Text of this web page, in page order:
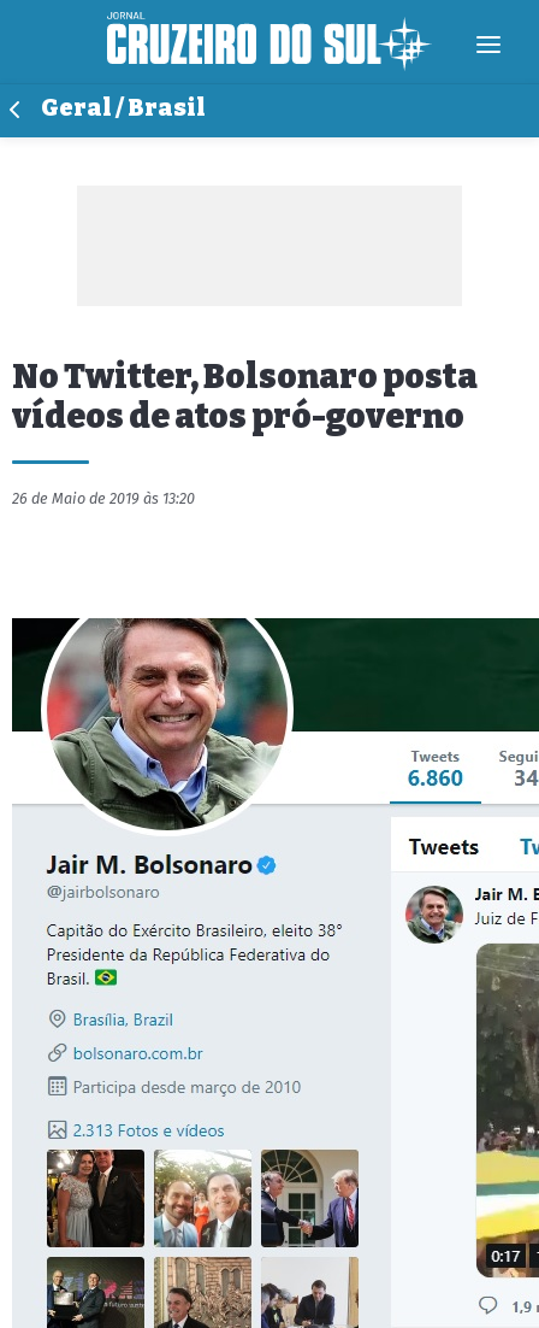
Geral / Brasil
No Twitter, Bolsonaro posta
vídeos de atos pró-governo
26 de Maio de 2019 às 13:20